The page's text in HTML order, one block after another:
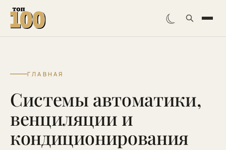
☾
ГЛАВНАЯ
Системы автоматики,
венциляции и
кондиционирования